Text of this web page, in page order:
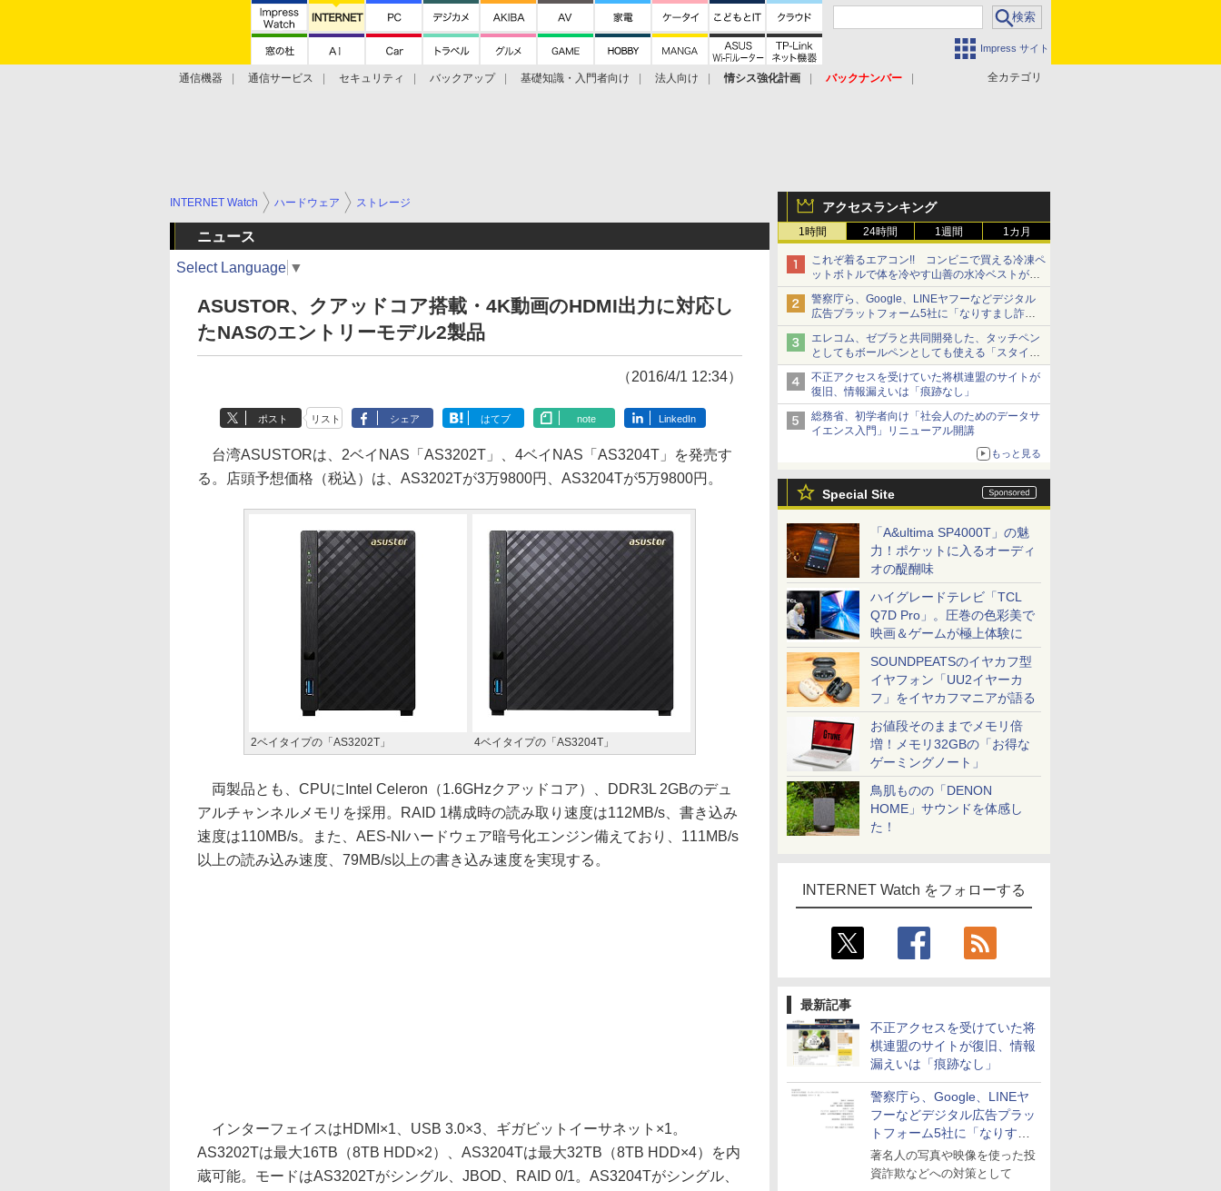
Impress サイト
全カテゴリ
通信機器 通信サービス セキュリティ バックアップ 基礎知識・入門者向け 法人向け 情シス強化計画
バックナンバー
アクセスランキング
1時間 24時間 1週間 1カ月
これぞ着るエアコン!! コンビニで買える冷凍ペ
ットボトルで体を冷やす山善の水冷ベストがロ
ードバイクにちょうどいい【ぼっち・ざ・ろー
ど！その14】【空いた時間でなにしてる？】
警察庁ら、Google、LINEヤフーなどデジタル
広告プラットフォーム5社に「なりすまし詐欺
広告」対策強化を要請 著名人の写真や映像を
使った投資詐欺などへの対策として
エレコム、ゼブラと共同開発した、タッチペン
としてもボールペンとしても使える「スタイラ
スツーウェイ」発売 iPadにも紙にも、持ち替
えずに書き込める
不正アクセスを受けていた将棋連盟のサイトが
復旧、情報漏えいは「痕跡なし」
総務省、初学者向け「社会人のためのデータサ
イエンス入門」リニューアル開講
もっと見る
Special Site
「A&ultima SP4000T」の魅
力！ポケットに入るオーディ
オの醍醐味
ハイグレードテレビ「TCL
Q7D Pro」。圧巻の色彩美で
映画＆ゲームが極上体験に
SOUNDPEATSのイヤカフ型
イヤフォン「UU2イヤーカ
フ」をイヤカフマニアが語る
お値段そのままでメモリ倍
増！メモリ32GBの「お得な
ゲーミングノート」
鳥肌ものの「DENON
HOME」サウンドを体感し
た！
INTERNET Watch をフォローする
最新記事
不正アクセスを受けていた将
棋連盟のサイトが復旧、情報
漏えいは「痕跡なし」
警察庁ら、Google、LINEヤ
フーなどデジタル広告プラッ
トフォーム5社に「なりすま
し詐欺広告」対策強化を要請
著名人の写真や映像を使った投
資詐欺などへの対策として
INTERNET Watch ハードウェア ストレージ
ニュース
Select Language ▼
ASUSTOR、クアッドコア搭載・4K動画のHDMI出力に対応し
たNASのエントリーモデル2製品
（2016/4/1 12:34）
ポスト リスト シェア はてブ note LinkedIn
台湾ASUSTORは、2ベイNAS「AS3202T」、4ベイNAS「AS3204T」を発売す
る。店頭予想価格（税込）は、AS3202Tが3万9800円、AS3204Tが5万9800円。
2ベイタイプの「AS3202T」 4ベイタイプの「AS3204T」
両製品とも、CPUにIntel Celeron（1.6GHzクアッドコア）、DDR3L 2GBのデュ
アルチャンネルメモリを採用。RAID 1構成時の読み取り速度は112MB/s、書き込み
速度は110MB/s。また、AES-NIハードウェア暗号化エンジン備えており、111MB/s
以上の読み込み速度、79MB/s以上の書き込み速度を実現する。
インターフェイスはHDMI×1、USB 3.0×3、ギガビットイーサネット×1。
AS3202Tは最大16TB（8TB HDD×2）、AS3204Tは最大32TB（8TB HDD×4）を内
蔵可能。モードはAS3202Tがシングル、JBOD、RAID 0/1。AS3204Tがシングル、